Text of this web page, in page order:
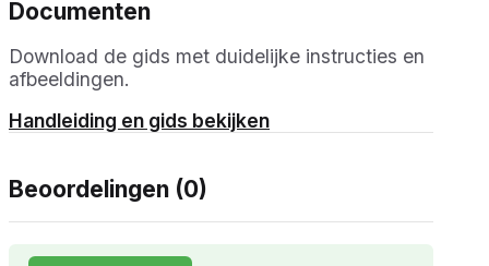
Documenten
Download de gids met duidelijke instructies en
afbeeldingen.
Handleiding en gids bekijken
Beoordelingen (0)